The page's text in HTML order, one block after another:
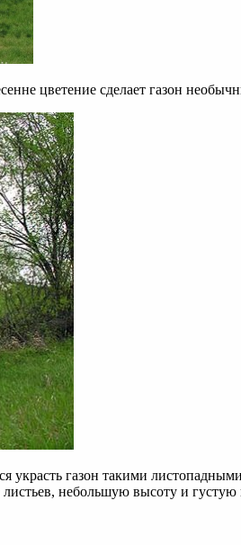
цветение сделает газон
украсть газон такими
небольшую высоту и